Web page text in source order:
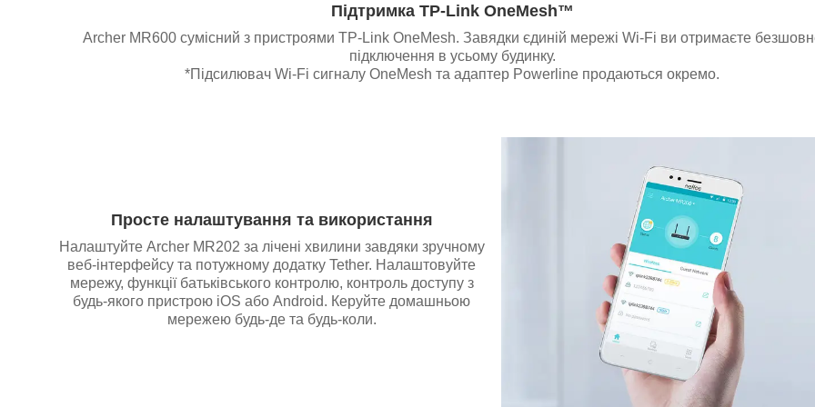
Підтримка TP-Link OneMesh™
Archer MR600 сумісний з пристроями TP-Link OneMesh. Завядки єдиній мережі Wi-Fi ви отримаєте
підключення в усьому будинку.
*Підсилювач Wi-Fi сигналу OneMesh та адаптер Powerline продаються окремо.
Просте налаштування та використання
Налаштуйте Archer MR202 за лічені хвилини завдяки зручному
веб-інтерфейсу та потужному додатку Tether. Налаштовуйте
мережу, функції батьківського контролю, контроль доступу з
будь-якого пристрою iOS або Android. Керуйте домашньою
мережею будь-де та будь-коли.